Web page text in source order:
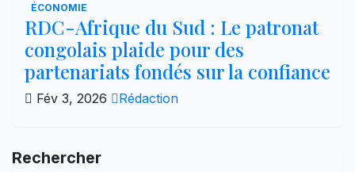
ÉCONOMIE
RDC-Afrique du Sud : Le patronat
congolais plaide pour des
partenariats fondés sur la confiance
Fév 3, 2026 Rédaction
Rechercher